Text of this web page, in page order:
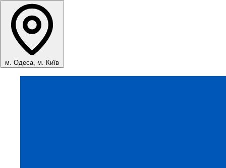
м. Одеса, м. Київ